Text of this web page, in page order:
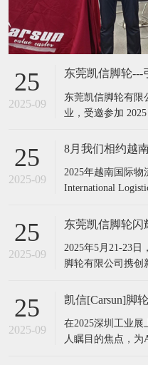
25
2025-09
东莞凯信脚轮
东莞凯信脚轮有限
业，受邀参加
案，为物流搬运领域注
流展,国际展会​凯信
脚轮
25
2025-09
8月我们相约越
​2025年越南国际物
International
年7月31日-8月2日
25
2025-09
​2025年5月21-23
脚轮有限公司携创
展览会，成为展会
轮、重型物流万向
产品，为智慧物流
25
2025-09
在2025深圳工业展
人瞩目的焦点，为